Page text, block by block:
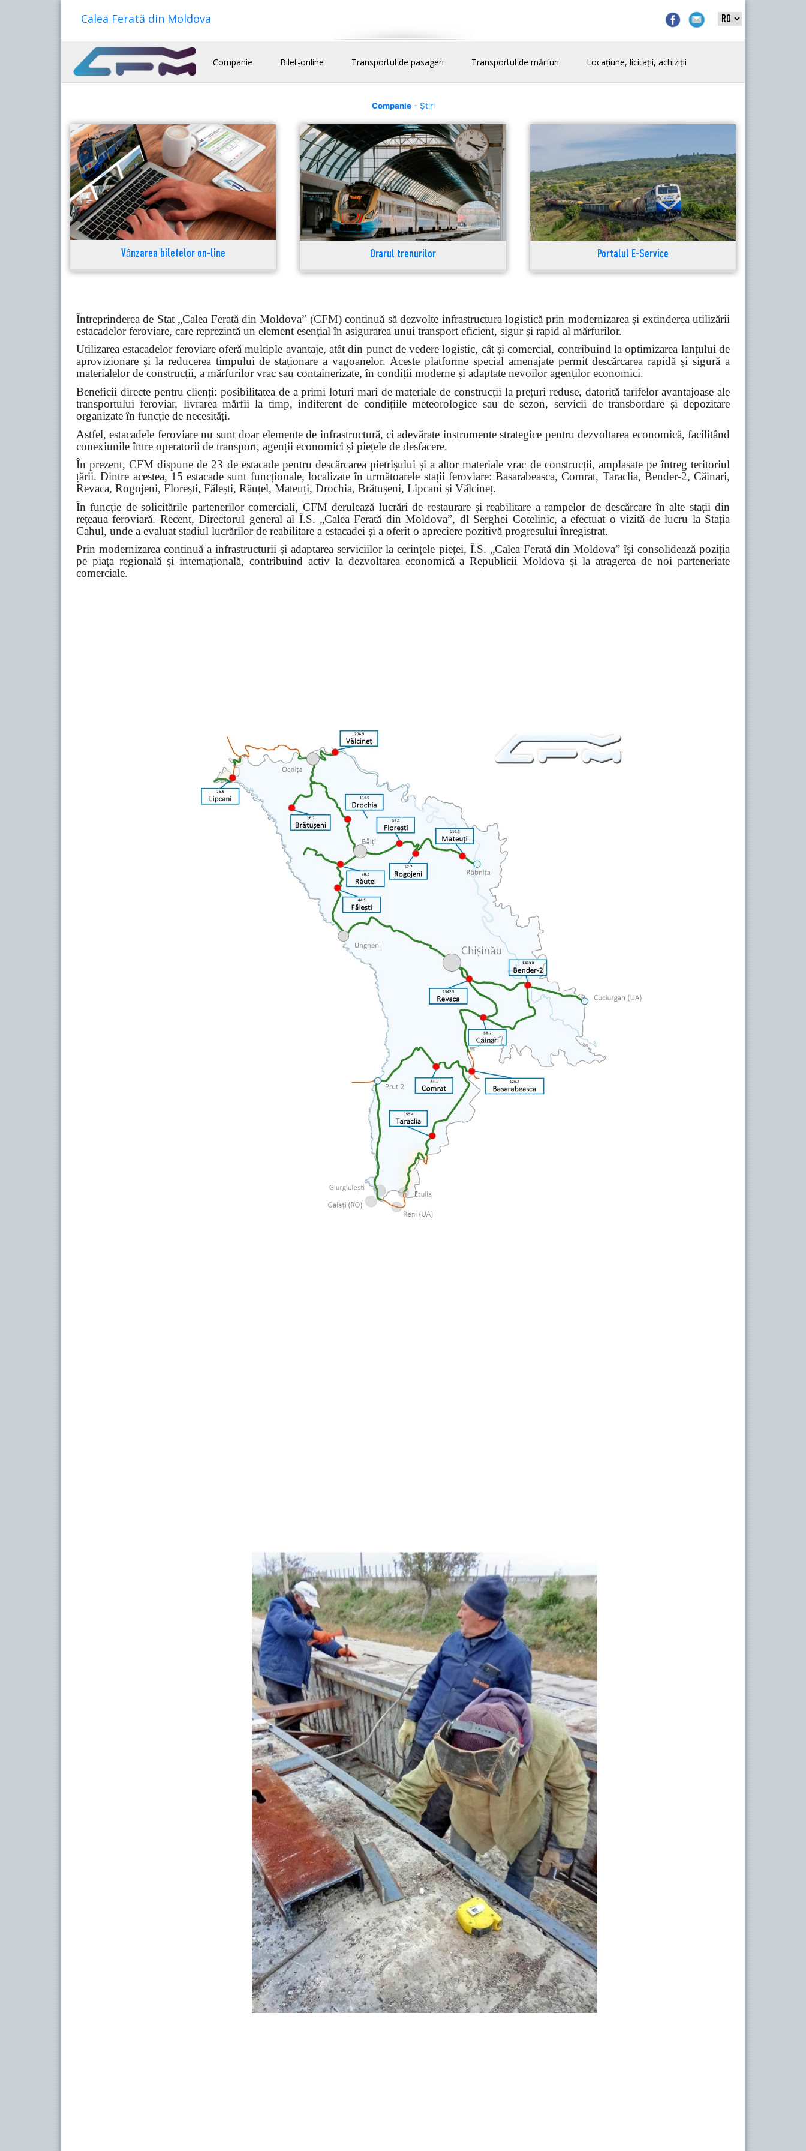
Calea Ferată din Moldova
Companie Bilet-online Transportul de pasageri Transportul de mărfuri Locațiune, licitații, achiziții
Companie- Știri
Vânzarea biletelor on-line Orarul trenurilor Portalul E-Service
Întreprinderea de Stat „Calea Ferată din Moldova” (CFM) continuă să dezvolte infrastructura logistică prin modernizarea și extinderea utilizării
estacadelor feroviare, care reprezintă un element esențial în asigurarea unui transport eficient, sigur și rapid al mărfurilor.
Utilizarea estacadelor feroviare oferă multiple avantaje, atât din punct de vedere logistic, cât și comercial, contribuind la optimizarea lanțului de
aprovizionare și la reducerea timpului de staționare a vagoanelor. Aceste platforme special amenajate permit descărcarea rapidă și sigură a
materialelor de construcții, a mărfurilor vrac sau containerizate, în condiții moderne și adaptate nevoilor agenților economici.
Beneficii directe pentru clienți: posibilitatea de a primi loturi mari de materiale de construcții la prețuri reduse, datorită tarifelor avantajoase ale
transportului feroviar, livrarea mărfii la timp, indiferent de condițiile meteorologice sau de sezon, servicii de transbordare și depozitare
organizate în funcție de necesități.
Astfel, estacadele feroviare nu sunt doar elemente de infrastructură, ci adevărate instrumente strategice pentru dezvoltarea economică, facilitând
conexiunile între operatorii de transport, agenții economici și piețele de desfacere.
În prezent, CFM dispune de 23 de estacade pentru descărcarea pietrișului și a altor materiale vrac de construcții, amplasate pe întreg teritoriul
țării. Dintre acestea, 15 estacade sunt funcționale, localizate în următoarele stații feroviare: Basarabeasca, Comrat, Taraclia, Bender-2, Căinari,
Revaca, Rogojeni, Florești, Fălești, Răuțel, Mateuți, Drochia, Brătușeni, Lipcani și Vălcineț.
În funcție de solicitările partenerilor comerciali, CFM derulează lucrări de restaurare și reabilitare a rampelor de descărcare în alte stații din
rețeaua feroviară. Recent, Directorul general al Î.S. „Calea Ferată din Moldova”, dl Serghei Cotelinic, a efectuat o vizită de lucru la Stația
Cahul, unde a evaluat stadiul lucrărilor de reabilitare a estacadei și a oferit o apreciere pozitivă progresului înregistrat.
Prin modernizarea continuă a infrastructurii și adaptarea serviciilor la cerințele pieței, Î.S. „Calea Ferată din Moldova” își consolidează poziția
pe piața regională și internațională, contribuind activ la dezvoltarea economică a Republicii Moldova și la atragerea de noi parteneriate
comerciale.